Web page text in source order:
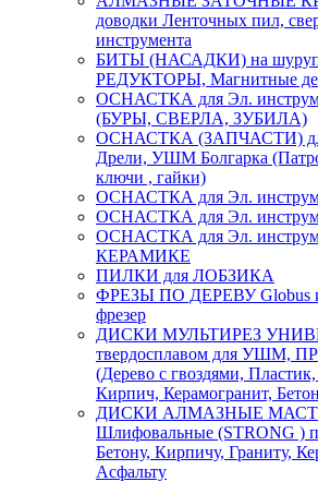
доводки Ленточных пил,
инструмента
БИТЫ (НАСАДКИ) на
РЕДУКТОРЫ, Магнитные
ОСНАСТКА для Эл.
(БУРЫ, СВЕРЛА, ЗУБИЛА)
ОСНАСТКА (ЗАПЧАСТИ)
Дрели, УШМ Болгарка
ключи , гайки)
ОСНАСТКА для Эл.
ОСНАСТКА для Эл.
ОСНАСТКА для Эл.
КЕРАМИКЕ
ПИЛКИ для ЛОБЗИКА
ФРЕЗЫ ПО ДЕРЕВУ Globus
фрезер
ДИСКИ МУЛЬТИРЕЗ
твердосплавом для УШМ,
(Дерево с гвоздями,
Кирпич, Керамогранит,
ДИСКИ АЛМАЗНЫЕ
Шлифовальные (STRONG )
Бетону, Кирпичу, Граниту,
Асфальту